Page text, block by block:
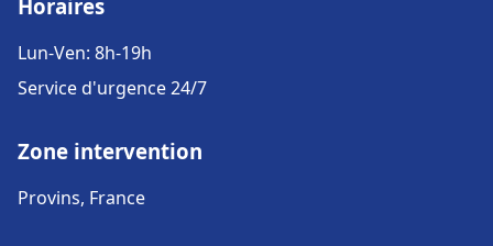
Horaires
Lun-Ven: 8h-19h
Service d'urgence 24/7
Zone intervention
Provins, France